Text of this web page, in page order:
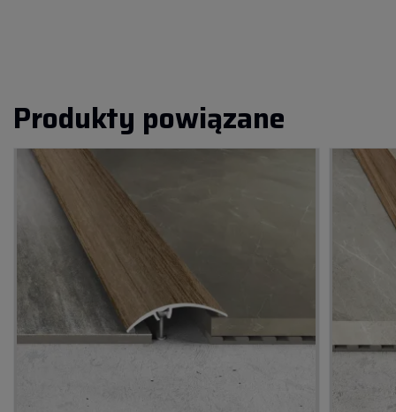
Produkty powiązane